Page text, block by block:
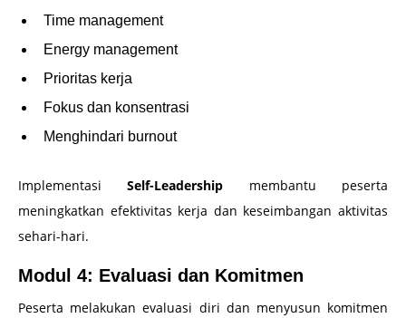
Time management
Energy management
Prioritas kerja
Fokus dan konsentrasi
Menghindari burnout
ImplementasiSelf-Leadership membantu peserta
meningkatkan efektivitas kerja dan keseimbangan aktivitas
sehari-hari.
Modul 4: Evaluasi dan Komitmen
Peserta melakukan evaluasi diri dan menyusun komitmen